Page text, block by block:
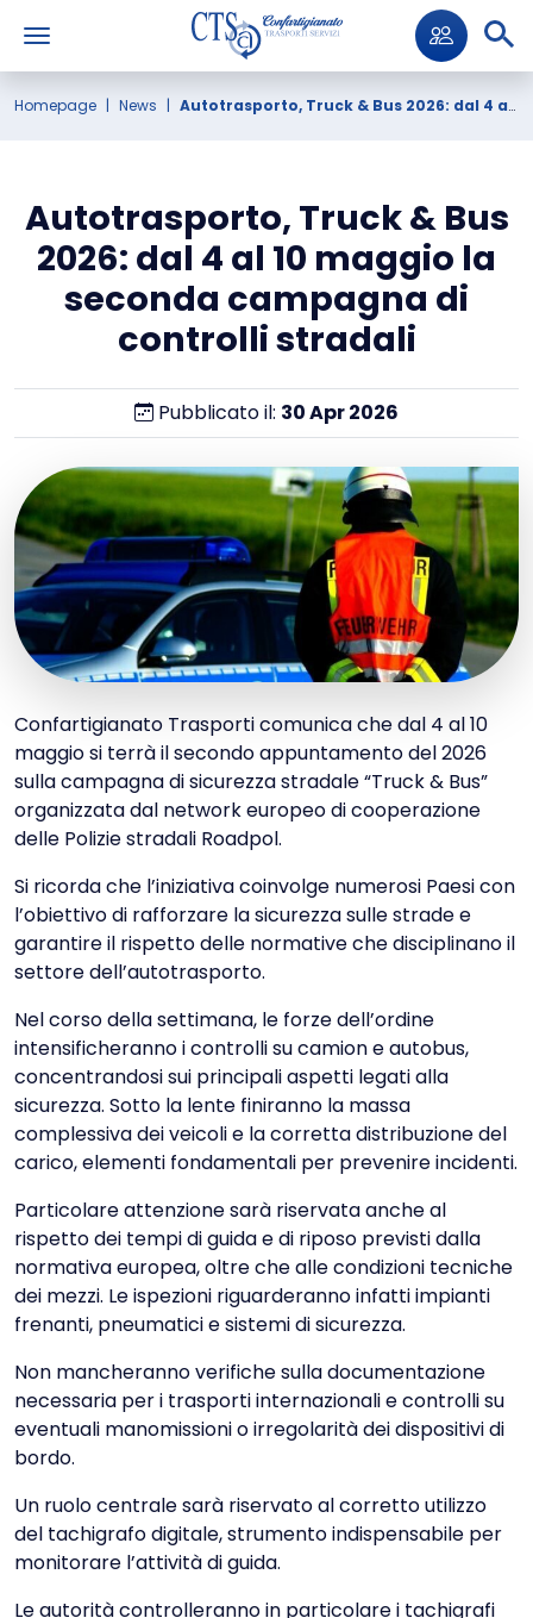
Homepage News Autotrasporto, Truck & Bus 2026: dal 4 al 10 maggio la seconda campagna di controlli stradali
Autotrasporto, Truck & Bus
2026: dal 4 al 10 maggio la
seconda campagna di
controlli stradali
Pubblicato il: 30Apr2026
Confartigianato Trasporti comunica che dal 4 al 10
maggio si terrà il secondo appuntamento del 2026
sulla campagna di sicurezza stradale “Truck & Bus”
organizzata dal network europeo di cooperazione
delle Polizie stradali Roadpol.
Si ricorda che l’iniziativa coinvolge numerosi Paesi con
l’obiettivo di rafforzare la sicurezza sulle strade e
garantire il rispetto delle normative che disciplinano il
settore dell’autotrasporto.
Nel corso della settimana, le forze dell’ordine
intensificheranno i controlli su camion e autobus,
concentrandosi sui principali aspetti legati alla
sicurezza. Sotto la lente finiranno la massa
complessiva dei veicoli e la corretta distribuzione del
carico, elementi fondamentali per prevenire incidenti.
Particolare attenzione sarà riservata anche al
rispetto dei tempi di guida e di riposo previsti dalla
normativa europea, oltre che alle condizioni tecniche
dei mezzi. Le ispezioni riguarderanno infatti impianti
frenanti, pneumatici e sistemi di sicurezza.
Non mancheranno verifiche sulla documentazione
necessaria per i trasporti internazionali e controlli su
eventuali manomissioni o irregolarità dei dispositivi di
bordo.
Un ruolo centrale sarà riservato al corretto utilizzo
del tachigrafo digitale, strumento indispensabile per
monitorare l’attività di guida.
Le autorità controlleranno in particolare i tachigrafi